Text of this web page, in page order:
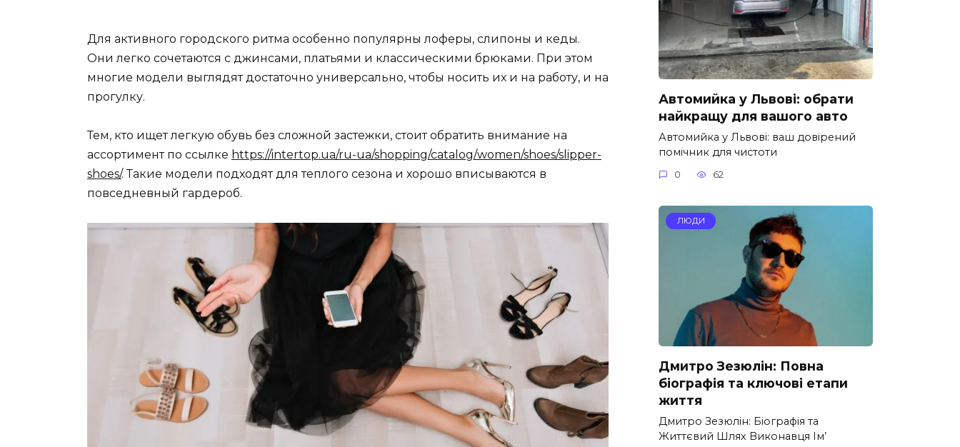
Для активного городского ритма особенно популярны лоферы, слипоны и кеды.
Они легко сочетаются с джинсами, платьями и классическими брюками. При этом
многие модели выглядят достаточно универсально, чтобы носить их и на работу, и на
прогулку.
Тем, кто ищет легкую обувь без сложной застежки, стоит обратить внимание на
ассортимент по ссылке https://intertop.ua/ru-ua/shopping/catalog/women/shoes/slipper-
shoes/. Такие модели подходят для теплого сезона и хорошо вписываются в
повседневный гардероб.
Автомийка у Львові: обрати
найкращу для вашого авто
Автомийка у Львові: ваш довірений
помічник для чистоти
0 62
ЛЮДИ
Дмитро Зезюлін: Повна
біографія та ключові етапи
життя
Дмитро Зезюлін: Біографія та
Життєвий Шлях Виконавця Ім’